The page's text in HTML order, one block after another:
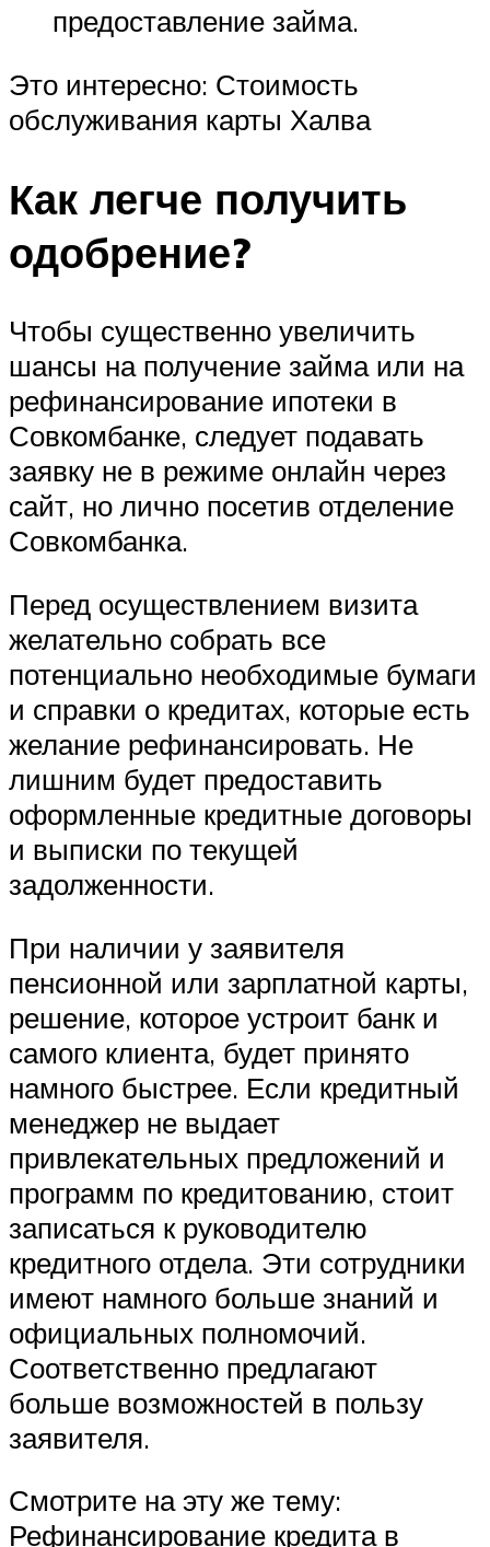
предоставление займа.
Это интересно: Стоимость
обслуживания карты Халва
Как легче получить
одобрение?
Чтобы существенно увеличить
шансы на получение займа или на
рефинансирование ипотеки в
Совкомбанке, следует подавать
заявку не в режиме онлайн через
сайт, но лично посетив отделение
Совкомбанка.
Перед осуществлением визита
желательно собрать все
потенциально необходимые бумаги
и справки о кредитах, которые есть
желание рефинансировать. Не
лишним будет предоставить
оформленные кредитные договоры
и выписки по текущей
задолженности.
При наличии у заявителя
пенсионной или зарплатной карты,
решение, которое устроит банк и
самого клиента, будет принято
намного быстрее. Если кредитный
менеджер не выдает
привлекательных предложений и
программ по кредитованию, стоит
записаться к руководителю
кредитного отдела. Эти сотрудники
имеют намного больше знаний и
официальных полномочий.
Соответственно предлагают
больше возможностей в пользу
заявителя.
Смотрите на эту же тему:
Рефинансирование кредита в